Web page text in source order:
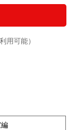
用可能）